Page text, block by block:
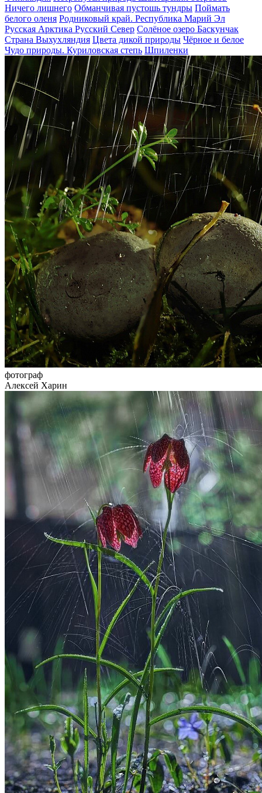
Ничего лишнего Обманчивая пустошь тундры Поймать
белого оленя Родниковый край. Республика Марий Эл
Русская Арктика Русский Север Солёное озеро Баскунчак
Страна Выхухляндия Цвета дикой природы Чёрное и белое
Чудо природы. Куриловская степь Шпиленки
фотограф
Алексей Харин